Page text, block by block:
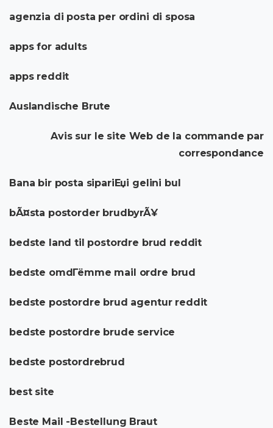
agenzia di posta per ordini di sposa
apps for adults
apps reddit
Auslandische Brute
Avis sur le site Web de la commande par
correspondance
Bana bir posta sipariЕџi gelini bul
bÃ¤sta postorder brudbyrÃ¥
bedste land til postordre brud reddit
bedste omdГёmme mail ordre brud
bedste postordre brud agentur reddit
bedste postordre brude service
bedste postordrebrud
best site
Beste Mail -Bestellung Braut